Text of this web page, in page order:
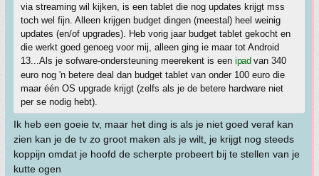
via streaming wil kijken, is een tablet die nog updates krijgt mss
toch wel fijn. Alleen krijgen budget dingen (meestal) heel weinig
updates (en/of upgrades). Heb vorig jaar budget tablet gekocht en
die werkt goed genoeg voor mij, alleen ging ie maar tot Android
13...Als je sofware-ondersteuning meerekent is een ipadvan 340
euro nog 'n betere deal dan budget tablet van onder 100 euro die
maar één OS upgrade krijgt (zelfs als je de betere hardware niet
per se nodig hebt).
Ik heb een goeie tv, maar het ding is als je niet goed veraf kan
zien kan je de tv zo groot maken als je wilt, je krijgt nog steeds
koppijn omdat je hoofd de scherpte probeert bij te stellen van je
kutte ogen